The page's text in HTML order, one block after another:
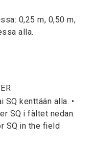
0,25 m, 0,50 m,
alla.
kenttään alla. •
SQ i fältet nedan.
SQ in the field